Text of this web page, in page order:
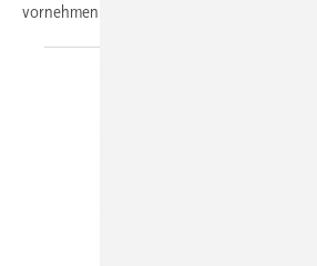
vornehmen.